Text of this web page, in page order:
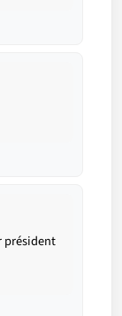
président